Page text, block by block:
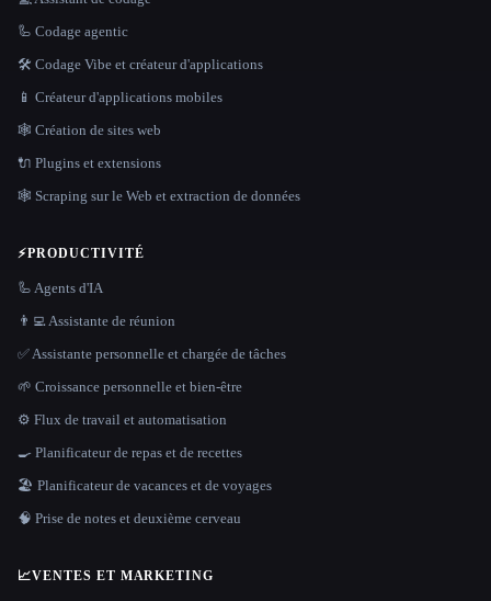
🦾 Codage agentic
🛠️ Codage Vibe et créateur d'applications
📱 Créateur d'applications mobiles
🕸 Création de sites web
🔌 Plugins et extensions
🕸️ Scraping sur le Web et extraction de données
⚡PRODUCTIVITÉ
🦾 Agents d'IA
👨‍💻 Assistante de réunion
✅ Assistante personnelle et chargée de tâches
🌱 Croissance personnelle et bien-être
⚙️ Flux de travail et automatisation
🍳 Planificateur de repas et de recettes
🏖 Planificateur de vacances et de voyages
🧠 Prise de notes et deuxième cerveau
📈VENTES ET MARKETING